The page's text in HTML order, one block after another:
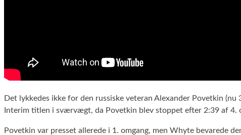
Det lykkedes ikke for den russiske veteran Alexander Povetkin
Interim titlen i sværvægt, da Povetkin blev stoppet efter 2:39 af 4.
Povetkin var presset allerede i 1. omgang, men Whyte bevarede